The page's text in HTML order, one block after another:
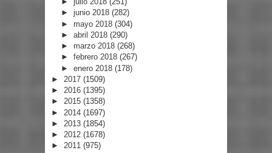
► junio 2018 (282)
► mayo 2018 (304)
► abril 2018 (290)
► marzo 2018 (268)
► febrero 2018 (267)
► enero 2018 (178)
► 2017 (1509)
► 2016 (1395)
► 2015 (1358)
► 2014 (1697)
► 2013 (1854)
► 2012 (1678)
► 2011 (975)